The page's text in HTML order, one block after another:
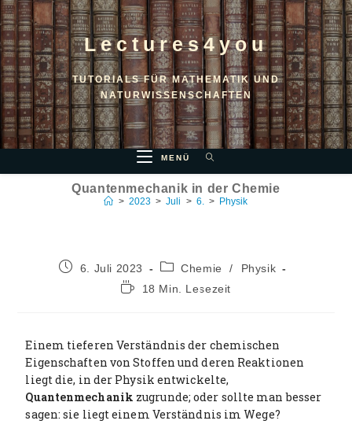
Lectures4you
TUTORIALS FÜR MATHEMATIK UND
NATURWISSENSCHAFTEN
MENÜ
Quantenmechanik in der Chemie
> 2023 > Juli > 6. > Physik
6. Juli 2023 Chemie /
Physik
18 Min. Lesezeit
Einem tieferen Verständnis der chemischen
Eigenschaften von Stoffen und deren Reaktionen
liegt die, in der Physik entwickelte,
Quantenmechanik zugrunde; oder sollte man besser
sagen: sie liegt einem Verständnis im Wege?